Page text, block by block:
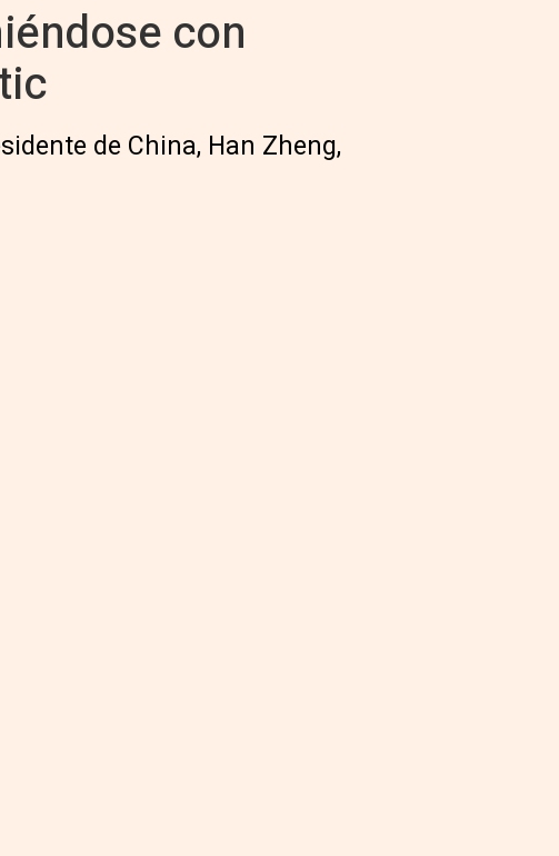
con
de China, Han Zheng,